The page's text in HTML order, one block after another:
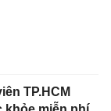
TP.HCM